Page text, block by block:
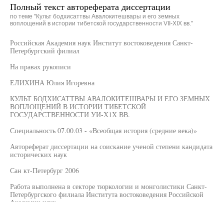
Полный текст автореферата диссертации
по теме "Культ бодхисаттвы Авалокитешвары и его земных
воплощений в истории тибетской государственности VII-XIX вв."
Российская Академия наук Институт востоковедения Санкт-
Петербургский филиал
На правах рукописи
ЕЛИХИНА Юлия Игоревна
КУЛЬТ БОДХИСАТТВЫ АВАЛОКИТЕШВАРЫ И ЕГО ЗЕМНЫХ
ВОПЛОЩЕНИЙ В ИСТОРИИ ТИБЕТСКОЙ
ГОСУДАРСТВЕННОСТИ УИ-Х1Х ВВ.
Специальность 07.00.03 - «Всеобщая история (средние века)»
Автореферат диссертации на соискание ученой степени кандидата
исторических наук
Сан кт-Петербург 2006
Работа выполнена в секторе тюркологии и монголистики Санкт-
Петербургского филиала Института востоковедения Российской